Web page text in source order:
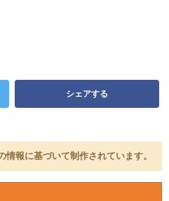
シェアする
情報に基づいて制作されています。